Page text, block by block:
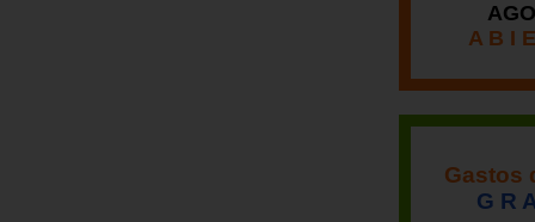
A B I
Gastos
G R